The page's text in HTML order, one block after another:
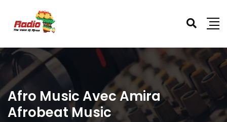
Afro Music Avec Amira
Afrobeat Music